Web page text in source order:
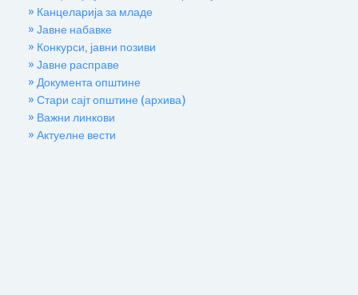
» Канцеларија за младе
» Јавне набавке
» Конкурси, јавни позиви
» Јавне расправе
» Документа општине
» Стари сајт општине (архива)
» Важни линкови
» Актуелне вести